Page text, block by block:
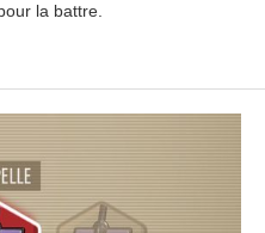
la battre.